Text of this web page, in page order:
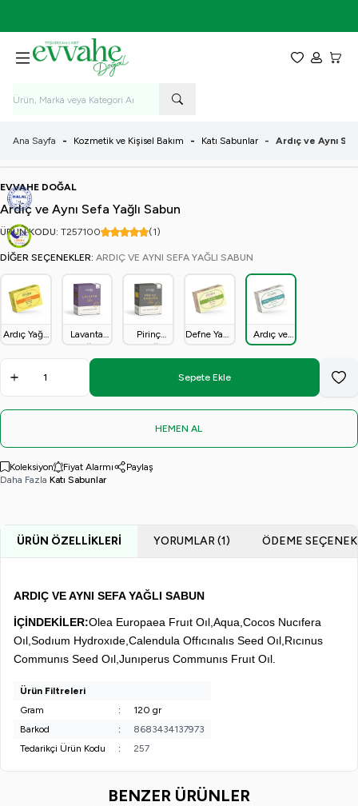
Favorilerim
Hesabım
Ana Sayfa - Kozmetik ve Kişisel Bakım - Katı Sabunlar - Ardıç ve Aynı
EVVAHE DOĞAL
Ardıç ve Aynı Sefa Yağlı Sabun
ÜRÜN KODU: T257100 (1)
DIĞER SEÇENEKLER: ARDIÇ VE AYNI SEFA YAĞLI SABUN
Ardıç Yağlı
Lavanta
Yağlı
Sabun
Pirinç
Kabuğu
Yağlı
Defne Yağlı
Ardıç ve
Aynı Sefa
Yağlı
Sepete Ekle
HEMEN AL
Koleksiyon Fiyat Alarmı
Paylaş
Daha Fazla Katı Sabunlar
ÜRÜN ÖZELLIKLERI YORUMLAR (1) ÖDEME
ARDIÇ VE AYNI SEFA YAĞLI SABUN
İÇİNDEKİLER:Olea Europaea Fruıt Oıl, Aqua, Cocos Nucıfera
Oıl, Sodıum Hydroxıde, Calendula Offıcınalıs Seed Oıl, Rıcınus
Communıs Seed Oıl, Junıperus Communıs Fruıt Oıl.
Ürün Filtreleri
Gram
:
120 gr
Barkod
:
8683434137973
Tedarikçi Ürün Kodu
: 257
BENZER ÜRÜNLER